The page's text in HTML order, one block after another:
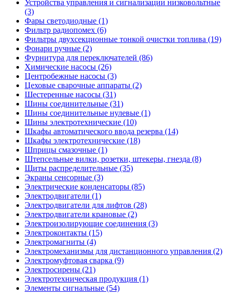
Устройства управления и сигнализации низковольтные
(3)
Фары светодиодные (1)
Фильтр радиопомех (6)
Фильтры двухсекционные тонкой очистки топлива (19)
Фонари ручные (2)
Фурнитура для переключателей (86)
Химические насосы (26)
Центробежные насосы (3)
Цеховые сварочные аппараты (2)
Шестеренные насосы (31)
Шины соединительные (31)
Шины соединительные нулевые (1)
Шины электротехнические (10)
Шкафы автоматического ввода резерва (14)
Шкафы электротехнические (18)
Шприцы смазочные (1)
Штепсельные вилки, розетки, штекеры, гнезда (8)
Щиты распределительные (35)
Экраны сенсорные (3)
Электрические конденсаторы (85)
Электродвигатели (1)
Электродвигатели для лифтов (28)
Электродвигатели крановые (2)
Электроизолирующие соединения (3)
Электроконтакты (15)
Электромагниты (4)
Электромеханизмы для дистанционного управления (2)
Электромуфтовая сварка (9)
Электросирены (21)
Электротехническая продукция (1)
Элементы сигнальные (54)